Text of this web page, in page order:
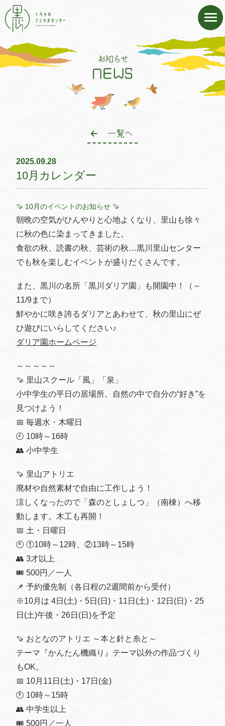
お知らせ
一覧へ
2025.09.28
10月カレンダー
🍠 10月のイベントのお知らせ 🍠
朝晩の空気がひんやりと心地よくなり、里山も徐々
に秋の色に染まってきました。
食欲の秋、読書の秋、芸術の秋…黒川里山センター
でも秋を楽しむイベントが盛りだくさんです。
また、黒川の名所「黒川ダリア園」も開園中！（～
11/9まで）
鮮やかに咲き誇るダリアとあわせて、秋の里山にぜ
ひ遊びにいらしてください♪
ダリア園ホームページ
～～～～～
🍠 里山スクール「風」「泉」
小中学生の平日の居場所。自然の中で自分の“好き”を
見つけよう！
📅 毎週水・木曜日
🕘 10時～16時
👥 小中学生
🍠 里山アトリエ
廃材や自然素材で自由に工作しよう！
涼しくなったので「森のとしょしつ」（南棟）へ移
動します。木工も再開！
📅 土・日曜日
🕙 ①10時～12時、②13時～15時
👥 3才以上
🎟️ 500円／一人
📌 予約優先制（各日程の2週間前から受付）
※10月は 4日(土)・5日(日)・11日(土)・12日(日)・25
日(土)午後・26日(日)を予定
🍠 おとなのアトリエ ～本と針と糸と～
テーマ『かんたん機織り』テーマ以外の作品づくり
もOK。
📅 10月11日(土)・17日(金)
🕚 10時～15時
👥 中学生以上
🎟️ 500円／一人